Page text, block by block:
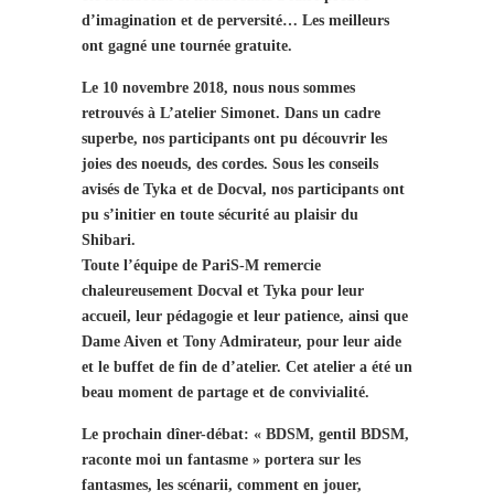
d’imagination et de perversité… Les meilleurs
ont gagné une tournée gratuite.
Le 10 novembre 2018, nous nous sommes
retrouvés à L’atelier Simonet. Dans un cadre
superbe, nos participants ont pu découvrir les
joies des noeuds, des cordes. Sous les conseils
avisés de Tyka et de Docval, nos participants ont
pu s’initier en toute sécurité au plaisir du
Shibari.
Toute l’équipe de PariS-M remercie
chaleureusement Docval et Tyka pour leur
accueil, leur pédagogie et leur patience, ainsi que
Dame Aiven et Tony Admirateur, pour leur aide
et le buffet de fin de d’atelier. Cet atelier a été un
beau moment de partage et de convivialité.
Le prochain dîner-débat: « BDSM, gentil BDSM,
raconte moi un fantasme » portera sur les
fantasmes, les scénarii, comment en jouer,